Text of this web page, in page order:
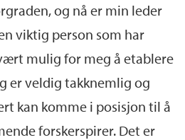
og nå er min leder
viktig person som har
mulig for meg å etablere
er veldig takknemlig og
kan komme i posisjon til å
forskerspirer. Det er